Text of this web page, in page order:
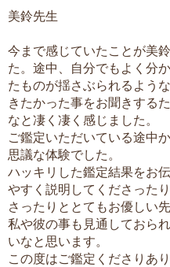
美鈴先生
今まで感じていたことが美
た。途中、自分でもよく分
たものが揺さぶられるよう
きたかった事をお聞きする
なと凄く凄く感じました。
ご鑑定いただいている途中
思議な体験でした。
ハッキリした鑑定結果をお
やすく説明してくださった
さったりととてもお優しい先
私や彼の事も見通しておら
いなと思います。
この度はご鑑定くださりあ